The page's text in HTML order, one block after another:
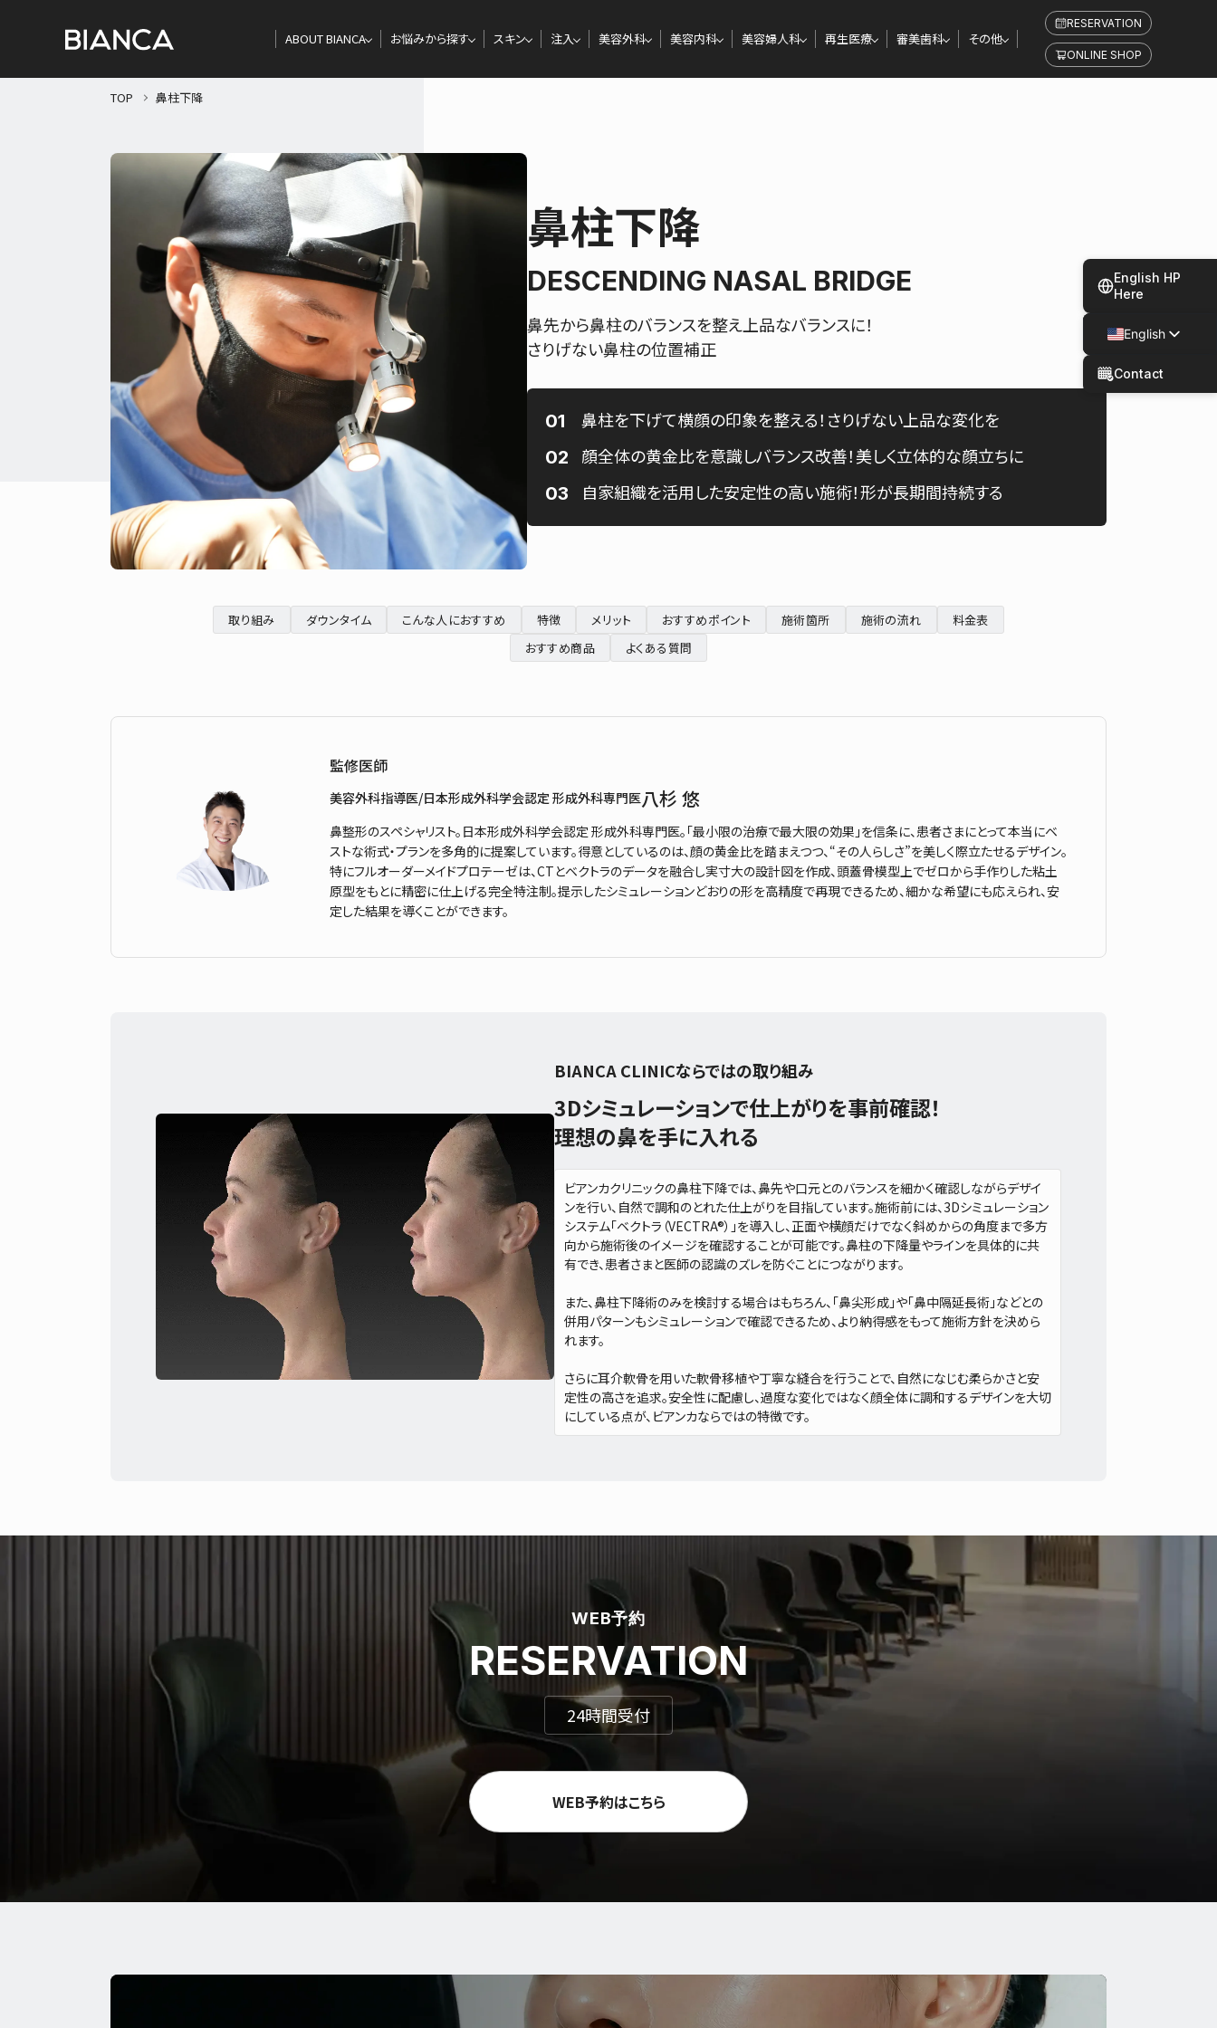
ABOUT BIANCA お悩みから探す スキン 注入 美容外科 美容内科 美容婦人科 再生医療 審美歯科 その他
RESERVATION
ONLINE SHOP
TOP 鼻柱下降
鼻柱下降
DESCENDING NASAL BRIDGE
鼻先から鼻柱のバランスを整え上品なバランスに！
さりげない鼻柱の位置補正
鼻柱を下げて横顔の印象を整える！さりげない上品な変化を
顔全体の黄金比を意識しバランス改善！美しく立体的な顔立ちに
自家組織を活用した安定性の高い施術！形が長期間持続する
取り組み ダウンタイム こんな人におすすめ 特徴 メリット おすすめポイント 施術箇所 施術の流れ
料金表
おすすめ商品
よくある質問
監修医師
美容外科指導医/日本形成外科学会認定 形成外科専門医八杉 悠
鼻整形のスペシャリスト。日本形成外科学会認定 形成外科専門医。「最小限の治療で最大限の効果」を信条に、患者さまにとって本当にベ
ストな術式・プランを多角的に提案しています。得意としているのは、顔の黄金比を踏まえつつ、“その人らしさ”を美しく際立たせるデザイン。
特にフルオーダーメイドプロテーゼは、CTとベクトラのデータを融合し実寸大の設計図を作成、頭蓋骨模型上でゼロから手作りした粘土
原型をもとに精密に仕上げる完全特注制。提示したシミュレーションどおりの形を高精度で再現できるため、細かな希望にも応えられ、安
定した結果を導くことができます。
BIANCA CLINICならではの取り組み
3Dシミュレーションで仕上がりを事前確認！
理想の鼻を手に入れる
ビアンカクリニックの鼻柱下降では、鼻先や口元とのバランスを細かく確認しながらデザイ
ンを行い、自然で調和のとれた仕上がりを目指しています。施術前には、3Dシミュレーション
システム「ベクトラ（VECTRA®）」を導入し、正面や横顔だけでなく斜めからの角度まで多方
向から施術後のイメージを確認することが可能です。鼻柱の下降量やラインを具体的に共
有でき、患者さまと医師の認識のズレを防ぐことにつながります。
また、鼻柱下降術のみを検討する場合はもちろん、「鼻尖形成」や「鼻中隔延長術」などとの
併用パターンもシミュレーションで確認できるため、より納得感をもって施術方針を決めら
れます。
さらに耳介軟骨を用いた軟骨移植や丁寧な縫合を行うことで、自然になじむ柔らかさと安
定性の高さを追求。安全性に配慮し、過度な変化ではなく顔全体に調和するデザインを大切
にしている点が、ビアンカならではの特徴です。
WEB予約
RESERVATION
24時間受付
WEB予約はこちら
English HP
Here
English
Spanish
Contact